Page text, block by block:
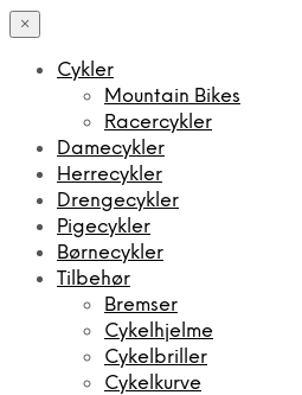
×
Cykler
Mountain Bikes
Racercykler
Damecykler
Herrecykler
Drengecykler
Pigecykler
Børnecykler
Tilbehør
Bremser
Cykelhjelme
Cykelbriller
Cykelkurve